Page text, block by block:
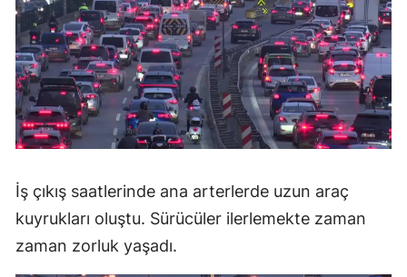
İş çıkış saatlerinde ana arterlerde uzun araç
kuyrukları oluştu. Sürücüler ilerlemekte zaman
zaman zorluk yaşadı.